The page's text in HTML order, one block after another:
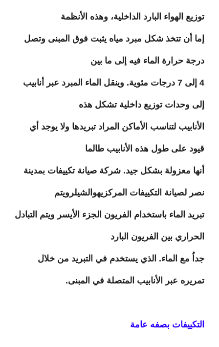
توزيع الهواء البارد الداخلية، وهذه الأنظمة
إما أن تتخذ شكل مبرد مياه يثبت فوق المبنى وتصل
درجة حرارة الماء فيه إلى ما بين
4 إلى 7 درجات مئوية. وينقل الماء المبرد عبر أنابيب
إلى وحدات توزيع داخلية تشكل هذه
الأنابيب لتناسب الأماكن المراد تبريدها ولا يوجد أي
قيود على طول هذه الأنابيب طالما
أنها معزولة بشكل جيد. شركة صيانة تكييفات بمدينة
نصر لصيانة التكييفات المركزيهوالشيلرويتم
تبريد الماء باستخدام الفريون الجزء الأيسر ويتم التبادل
الحراري بين الفريون البارد
جداُ مع الماء. الذي يستخدم في التبريد من خلال
تمريره عبر الأنابيب المتصلة في المبنى.
التكييفات بصفه عامة